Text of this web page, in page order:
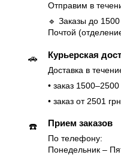
Отправим в
🔹 Заказы до
Почтой
🚗 Курьерская
Доставка в
• заказ
• заказ от 2501
☎️ Прием заказов
По телефону:
Понедельник –